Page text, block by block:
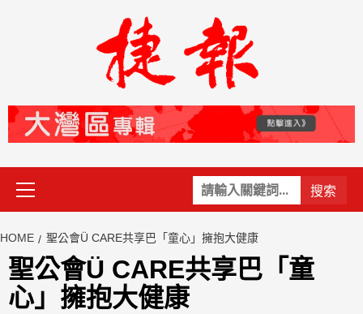
關
鍵
Primary
Menu
HOME 聖公會Ü CARE共享巴「童心」擁抱大健康
聖公會Ü CARE共享巴「童
心」擁抱大健康